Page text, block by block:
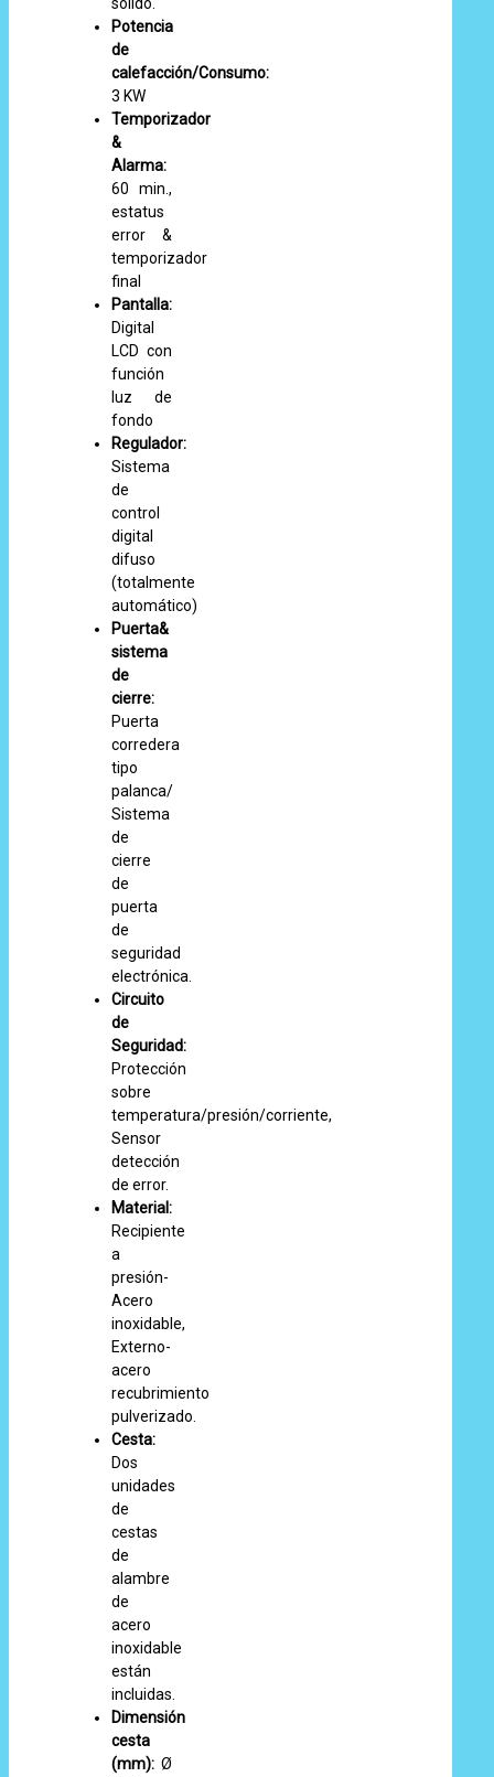
Potencia
de
calefacción/Consumo:
3 KW
Temporizador
&
Alarma:
60 min.,
estatus
error &
temporizador
final
Pantalla:
Digital
LCD con
función
luz de
fondo
Regulador:
Sistema
de
control
digital
difuso
(totalmente
automático)
Puerta&
sistema
de
cierre:
Puerta
corredera
tipo
palanca/
Sistema
de
cierre
de
puerta
de
seguridad
electrónica.
Circuito
de
Seguridad:
Protección
sobre
temperatura/presión/corriente,
Sensor
detección
de error.
Material:
Recipiente
a
presión-
Acero
inoxidable,
Externo-
acero
recubrimiento
pulverizado.
Cesta:
Dos
unidades
de
cestas
de
alambre
de
acero
inoxidable
están
incluidas.
Dimensión
cesta
(mm): Ø